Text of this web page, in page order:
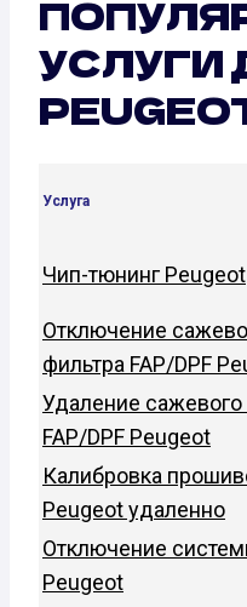
УСЛУГИ
Услуга
Чип-тюнинг Peugeot
Отключение
фильтра FAP/DPF
Удаление сажевого
FAP/DPF Peugeot
Калибровка
Peugeot удаленно
Отключение
Peugeot